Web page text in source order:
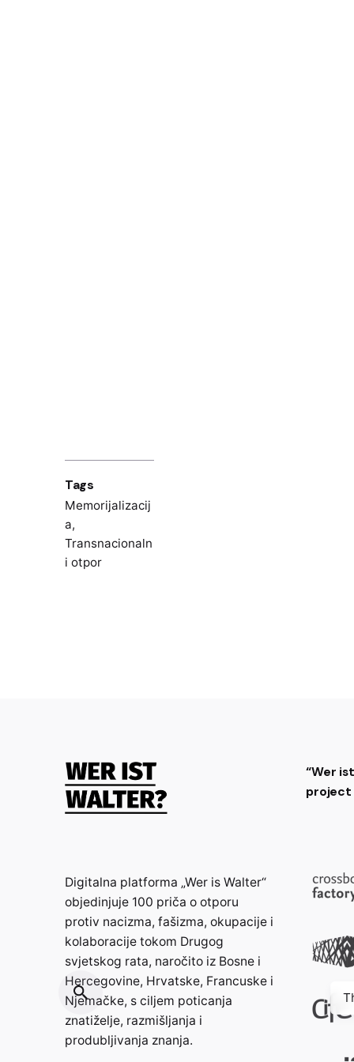
Tags
Memorijalizacij
a,
Transnacionaln
i otpor
Digitalna platforma „Wer is Walter“
objedinjuje 100 priča o otporu
protiv nacizma, fašizma, okupacije i
kolaboracije tokom Drugog
svjetskog rata, naročito iz Bosne i
Hercegovine, Hrvatske, Francuske i
Njemačke, s ciljem poticanja
znatiželje, razmišljanja i
produbljivanja znanja.
“Wer
project